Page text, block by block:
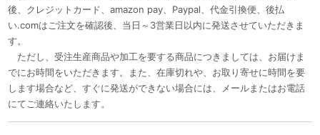
後、クレジットカード、amazon pay、Paypal、代金引換便、後払
い.comはご注文を確認後、当日～3営業日以内に発送させていただきま
す。
ただし、受注生産商品や加工を要する商品につきましては、お届けま
でにお時間をいただきます。また、在庫切れや、お取り寄せに時間を要
します場合など、すぐに発送ができない場合には、メールまたはお電話
にてご連絡いたします。